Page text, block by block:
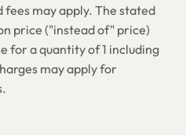
fees may apply. The stated
price ("instead of" price)
for a quantity of 1 including
may apply for